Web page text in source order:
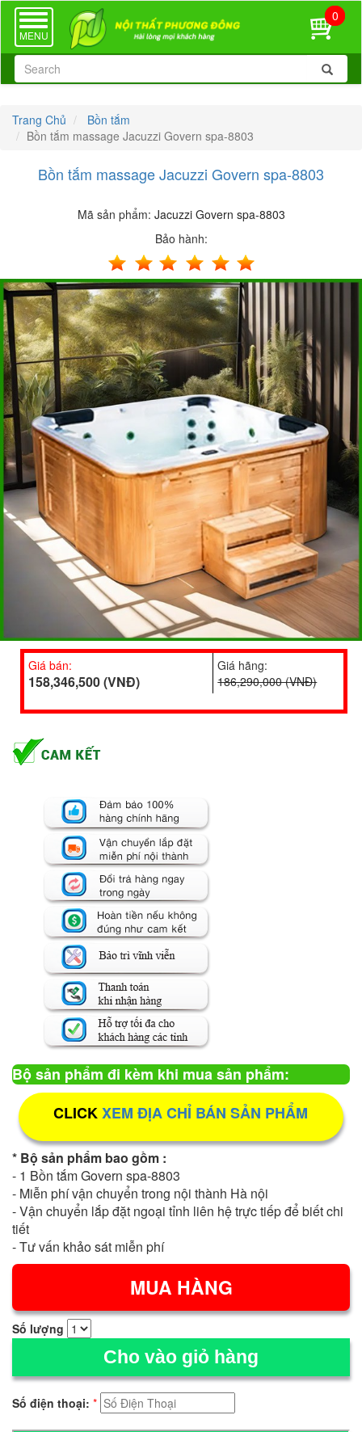
TOGGLE
NAVIGATION
MENU
0
Trang Chủ
Bồn tắm
Bồn tắm massage Jacuzzi Govern spa-8803
Bồn tắm massage Jacuzzi Govern spa-8803
Mã sản phẩm: Jacuzzi Govern spa-8803
Bảo hành:
Giá bán:
158,346,500 (VNĐ)
Giá hãng:
186,290,000 (VNĐ)
Bộ sản phẩm đi kèm khi mua sản phẩm:
CLICKXEM ĐỊA CHỈ BÁN SẢN PHẨM
* Bộ sản phẩm bao gồm :
- 1 Bồn tắm Govern spa-8803
- Miễn phí vận chuyển trong nội thành Hà nội
- Vận chuyển lắp đặt ngoại tỉnh liên hệ trực tiếp để biết chi
tiết
- Tư vấn khảo sát miễn phí
Số lượng
Cho vào giỏ hàng
Số điện thoại: *